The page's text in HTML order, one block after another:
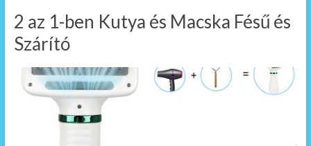
2 az 1-ben Kutya és Macska Fésű és
Szárító